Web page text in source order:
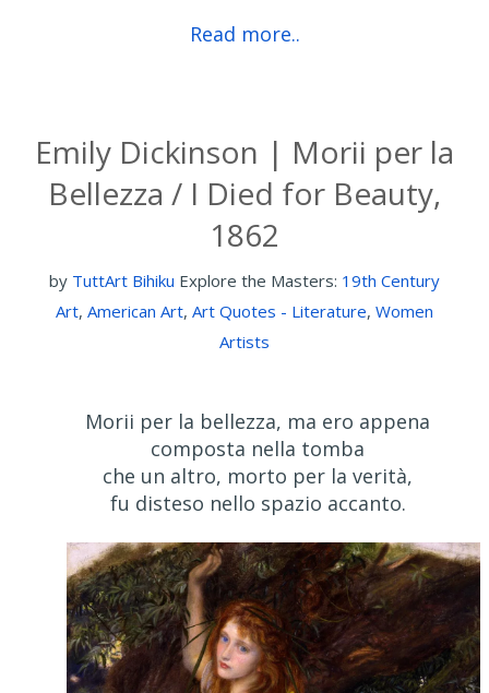
Read more..
Emily Dickinson | Morii per la
Bellezza / I Died for Beauty,
1862
by TuttArt Bihiku Explore the Masters: 19th Century
Art, American Art, Art Quotes - Literature, Women
Artists
Morii per la bellezza, ma ero appena
composta nella tomba
che un altro, morto per la verità,
fu disteso nello spazio accanto.